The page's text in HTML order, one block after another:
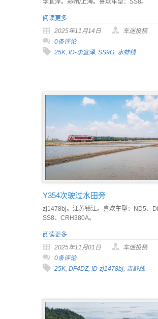
阅读更多
2025年11月14日
车迷投稿
0条评论
25K ID-李宜泽, SS9G 水蚌线
Y354次驶过水田旁
zj1478bj。江苏镇江。喜欢车型：ND5、
SS8、CRH380A。
阅读更多
2025年11月01日
车迷投稿
0条评论
25K, DF4DZ, ID-zj1478bj, 吉舒线